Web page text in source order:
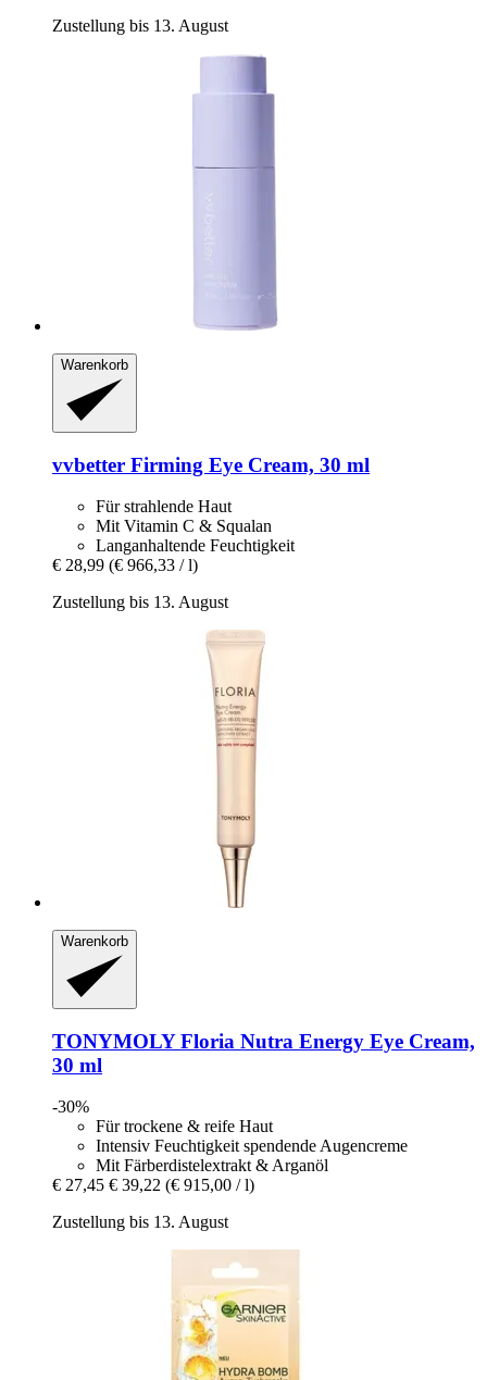
Zustellung bis 13. August
Warenkorb
vvbetter Firming Eye Cream, 30 ml
Für strahlende Haut
Mit Vitamin C & Squalan
Langanhaltende Feuchtigkeit
€ 28,99 (€ 966,33 / l)
Zustellung bis 13. August
Warenkorb
TONYMOLYFloria Nutra Energy Eye Cream,
30 ml
-30%
Für trockene & reife Haut
Intensiv Feuchtigkeit spendende Augencreme
Mit Färberdistelextrakt & Arganöl
€ 27,45 € 39,22 (€ 915,00 / l)
Zustellung bis 13. August